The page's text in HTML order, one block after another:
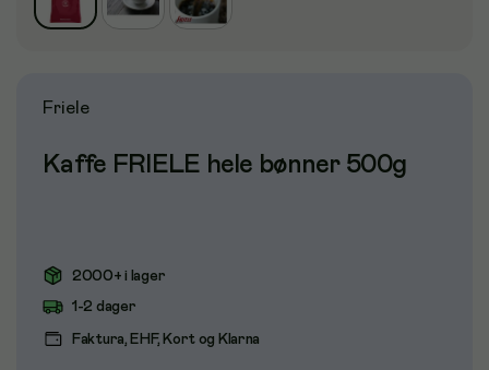
Friele
Kaffe FRIELE hele bønner 500g
2000+ i lager
1-2 dager
Faktura, EHF, Kort og Klarna